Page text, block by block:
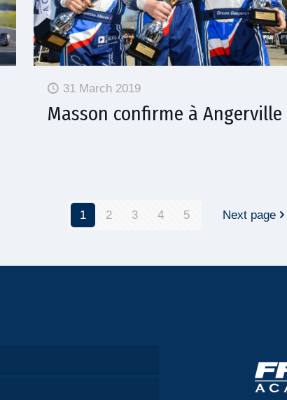
31 March 2019
Masson confirme à Angerville
1 2 3 4 5 Next page